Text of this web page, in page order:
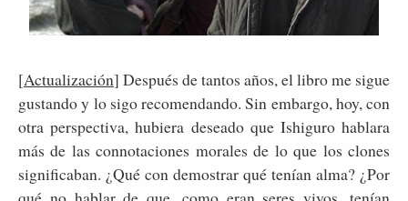
[Actualización] Después de tantos años, el libro me sigue
gustando y lo sigo recomendando. Sin embargo, hoy, con
otra perspectiva, hubiera deseado que Ishiguro hablara
más de las connotaciones morales de lo que los clones
significaban. ¿Qué con demostrar qué tenían alma? ¿Por